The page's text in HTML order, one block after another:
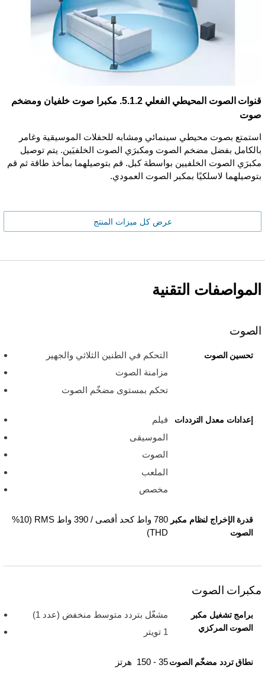
قنوات الصوت المحيطي الفعلي 5.1.2. مكبرا صوت خلفيان ومضخم
صوت
استمتع بصوت محيطي سينمائي ومشابه للحفلات الموسيقية وغامر
بالكامل بفضل مضخم الصوت ومكبرَي الصوت الخلفيَين. يتم توصيل
مكبرَي الصوت الخلفيين بواسطة كبل. قم بتوصيلهما بمأخذ طاقة ثم قم
بتوصيلهما لاسلكيًا بمكبر الصوت العمودي.
عرض كل ميزات المنتج
المواصفات التقنية
الصوت
تحسين الصوت
التحكم في الطنين الثلاثي والجهير
مزامنة الصوت
تحكم بمستوى مضخّم الصوت
إعدادات معدل الترددات
فيلم
الموسيقى
الصوت
الملعب
مخصص
قدرة الإخراج لنظام مكبر
الصوت
780 واط كحد أقصى / 390 واط RMS ‏(10‏%
مكبرات الصوت
برامج تشغيل مكبر
الصوت المركزي
مشغّل بتردد متوسط منخفض (عدد 1)
1 تويتر
نطاق تردد مضخّم الصوت35 - 150 هرتز